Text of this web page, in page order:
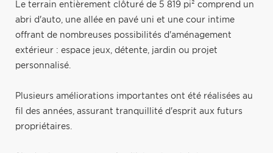
Le terrain entièrement clôturé de 5 819 pi² comprend un
abri d'auto, une allée en pavé uni et une cour intime
offrant de nombreuses possibilités d'aménagement
extérieur : espace jeux, détente, jardin ou projet
personnalisé.
Plusieurs améliorations importantes ont été réalisées au
fil des années, assurant tranquillité d'esprit aux futurs
propriétaires.